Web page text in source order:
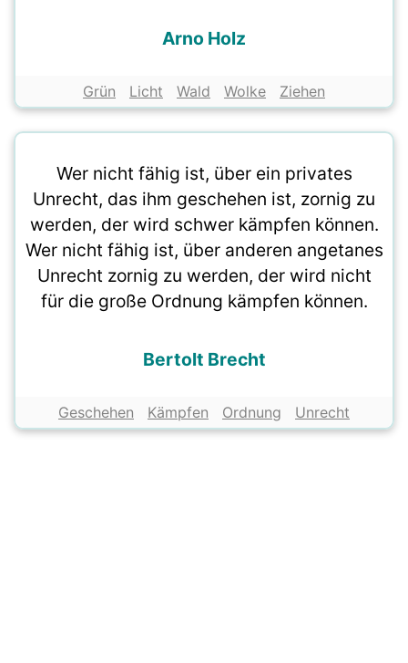
Arno Holz
Grün Licht Wald Wolke Ziehen
Wer nicht fähig ist, über ein privates
Unrecht, das ihm geschehen ist, zornig zu
werden, der wird schwer kämpfen können.
Wer nicht fähig ist, über anderen angetanes
Unrecht zornig zu werden, der wird nicht
für die große Ordnung kämpfen können.
Bertolt Brecht
Geschehen Kämpfen Ordnung Unrecht